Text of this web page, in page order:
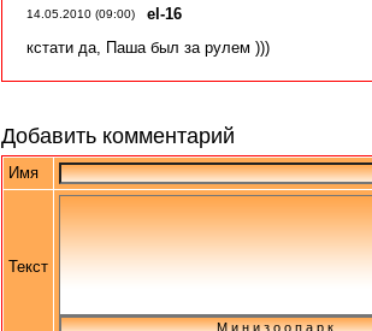
14.05.2010 (09:00)
el-16
кстати да, Паша был за рулем )))
Добавить комментарий
Имя
Текст
М и н и з о о п а р к